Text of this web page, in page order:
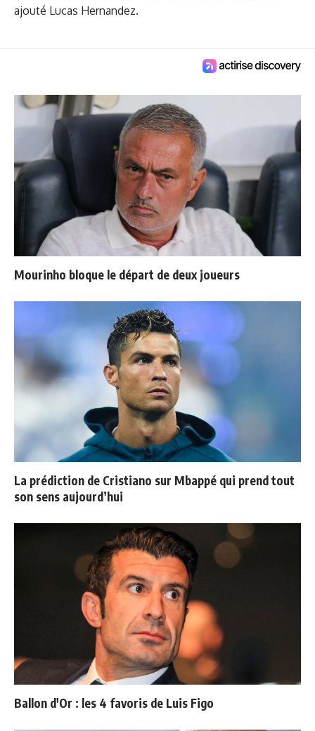
ajouté Lucas Hernandez.
Mourinho bloque le départ de deux joueurs
La prédiction de Cristiano sur Mbappé qui prend tout
son sens aujourd’hui
Ballon d'Or : les 4 favoris de Luis Figo